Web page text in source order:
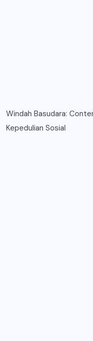
Windah Basudara:
Kepedulian Sosial